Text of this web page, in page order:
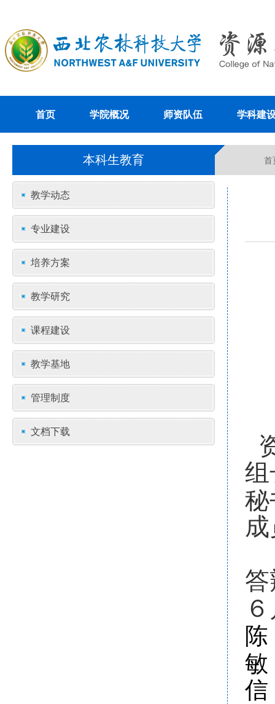
首页 学院概况 师资队伍 学科建
本科生教育 首
教学动态
专业建设
培养方案
教学研究
课程建设
教学基地
管理制度
文档下载
组
秘
陈
敏
信